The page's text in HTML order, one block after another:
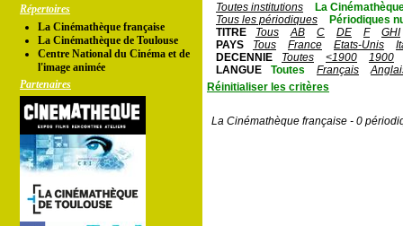
Répertoires
La Cinémathèque française
La Cinémathèque de Toulouse
Centre National du Cinéma et de
l'image animée
Partenaires
Toutes institutions
La
Tous les périodiques
Périodiques
TITRE
Tous AB C DE F
GHI
PAYS
Tous France Etats-Unis
DECENNIE
Toutes <1900
1900
LANGUE
Toutes Français
Réinitialiser les critères
La Cinémathèque française - 0